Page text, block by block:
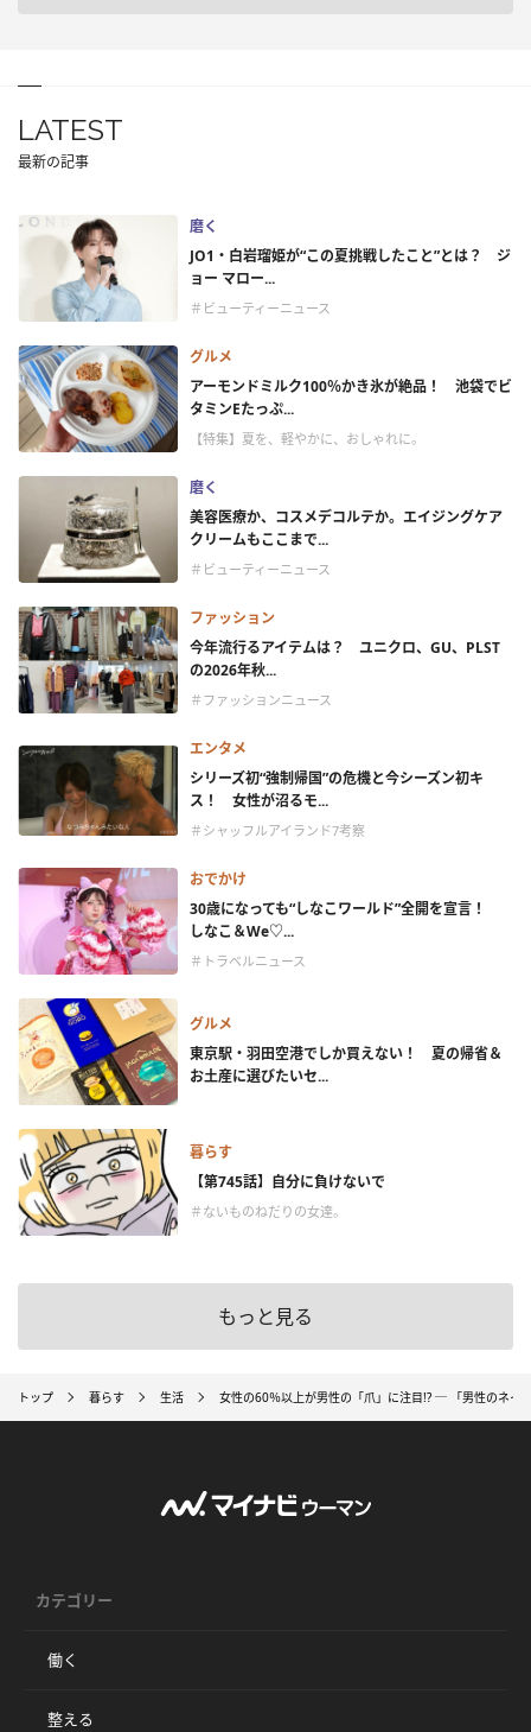
LATEST
最新の記事
磨く
JO1・白岩瑠姫が“この夏挑戦したこと”とは？ ジ
ョー マロー...
＃ビューティーニュース
グルメ
アーモンドミルク100％かき氷が絶品！ 池袋でビ
タミンEたっぷ...
【特集】夏を、軽やかに、おしゃれに。
磨く
美容医療か、コスメデコルテか。エイジングケア
クリームもここまで...
＃ビューティーニュース
ファッション
今年流行るアイテムは？ ユニクロ、GU、PLST
の2026年秋...
＃ファッションニュース
エンタメ
シリーズ初“強制帰国”の危機と今シーズン初キ
ス！ 女性が沼るモ...
＃シャッフルアイランド7考察
おでかけ
30歳になっても“しなこワールド”全開を宣言！
しなこ＆We♡...
＃トラベルニュース
グルメ
東京駅・羽田空港でしか買えない！ 夏の帰省＆
お土産に選びたいセ...
暮らす
【第745話】自分に負けないで
＃ないものねだりの女達。
もっと見る
トップ 暮らす 生活 女性の60％以上が男性の「爪」に注目!? ─ 「男性のネイ
カテゴリー
働く
整える